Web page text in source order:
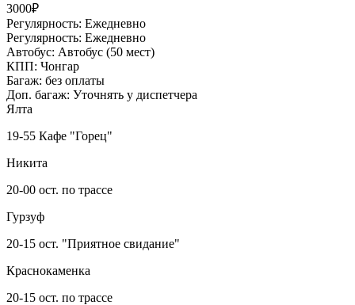
3000₽
Регулярность: Ежедневно
Регулярность: Ежедневно
Автобус: Автобус (50 мест)
КПП: Чонгар
Багаж: без оплаты
Доп. багаж: Уточнять у диспетчера
Ялта
19-55 Кафе "Горец"
Никита
20-00 ост. по трассе
Гурзуф
20-15 ост. "Приятное свидание"
Краснокаменка
20-15 ост. по трассе